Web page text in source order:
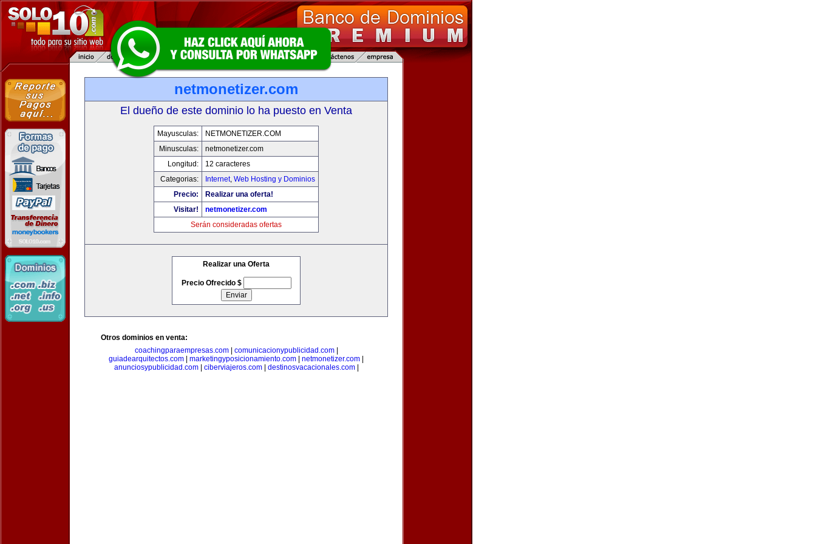
netmonetizer.com
El dueño de este dominio lo ha puesto en Venta
Mayusculas:
NETMONETIZER.COM
Minusculas:
netmonetizer.com
Longitud:
12 caracteres
Categorias:
Internet, Web Hosting y Dominios
Precio:
Realizar una oferta!
Visitar!
netmonetizer.com
Serán consideradas ofertas
Realizar una Oferta
Precio Ofrecido $
Otros dominios en venta:
coachingparaempresas.com| comunicacionypublicidad.com|
guiadearquitectos.com
marketingyposicionamiento.com netmonetizer.com
anunciosypublicidad.com| ciberviajeros.com| destinosvacacionales.com|